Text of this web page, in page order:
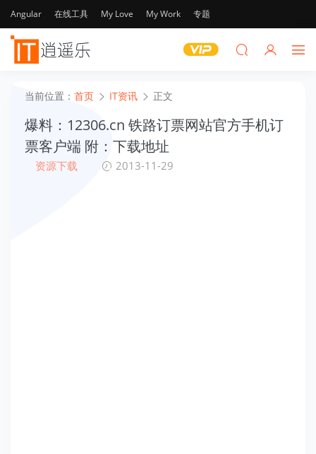
Angular 在线工具 My Love My Work 专题
当前位置： 首页 IT资讯 正文
爆料：12306.cn 铁路订票网站官方手机订
票客户端 附：下载地址
资源下载 2013-11-29